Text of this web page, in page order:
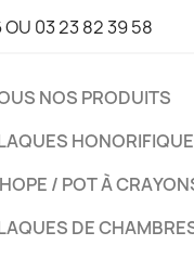
03 23 82 39 58
NOS PRODUITS
/ POT À
DE